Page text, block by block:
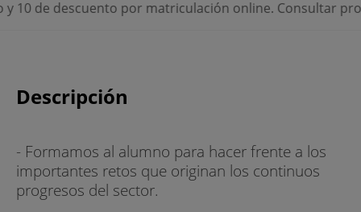
por matriculación online. Consultar promociones
Descripción
- Formamos al alumno para hacer frente a los
importantes retos que originan los continuos
progresos del sector.